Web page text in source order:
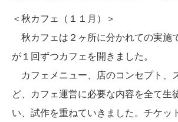
＜秋カフェ（１１月）＞
秋カフェは２ヶ所に分かれての実施
が１回ずつカフェを開きました。
カフェメニュー、店のコンセプト、
ど、カフェ運営に必要な内容を全て生
い、試作を重ねていきました。チケッ